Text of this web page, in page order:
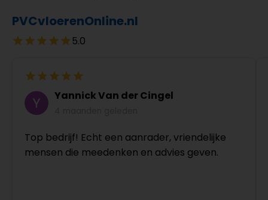
PVCvloerenOnline.nl
5.0
Yannick Van der Cingel
Top bedrijf! Echt een aanrader, vriendelijke
mensen die meedenken en advies geven.